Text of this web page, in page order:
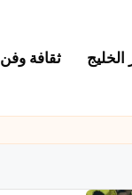
الخليج ثقافة وفن